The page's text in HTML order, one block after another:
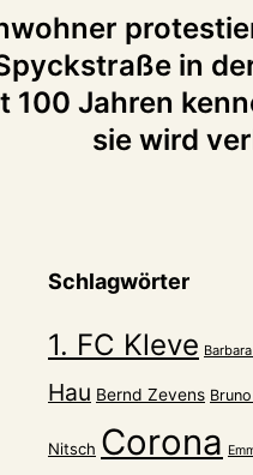
in
100 Jahren
sie wird
Schlagwörter
1. FC Kleve
Hau Bernd Zevens
Nitsch Corona